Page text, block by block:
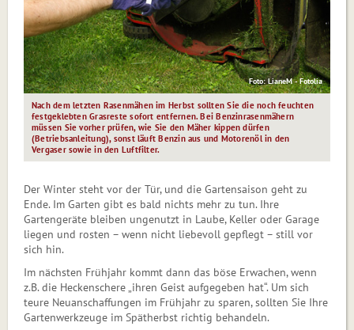
Foto: LianeM - Fotolia
Nach dem letzten Rasenmähen im Herbst sollten Sie die noch feuchten
fest­geklebten Grasreste sofort entfernen. Bei Benzinrasenmähern
müssen Sie vorher prüfen, wie Sie den Mäher kippen dürfen
(Betriebsanleitung), sonst läuft Benzin aus und Motorenöl in den
Vergaser sowie in den Luftfilter.
Der Winter steht vor der Tür, und die Gartensaison geht zu
Ende. Im Garten gibt es bald nichts mehr zu tun. Ihre
Gartengeräte bleiben ungenutzt in Laube, Keller oder Ga­rage
liegen und rosten – wenn nicht liebevoll gepflegt – still vor
sich hin.
Im nächsten Frühjahr kommt dann das böse Erwachen, wenn
z.B. die Heckenschere „ihren Geist aufgegeben hat“. Um sich
teure Neu­anschaffungen im Frühjahr zu sparen, sollten Sie Ihre
Garten­werk­zeuge im Spätherbst richtig behandeln.